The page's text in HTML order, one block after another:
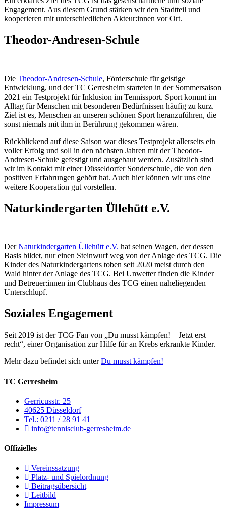
Engagement. Aus diesem Grund stärken wir den Stadtteil und
kooperieren mit unterschiedlichen Akteur:innen vor Ort.
Theodor-Andresen-Schule
Die Theodor-Andresen-Schule, Förderschule für geistige
Entwicklung, und der TC Gerresheim starteten in der Sommersaison
2021 ein Testprojekt für Inklusion im Tennissport. Sport kommt im
Alltag für Menschen mit besonderen Bedürfnissen häufig zu kurz.
Ziel ist es, Menschen an unseren schönen Sport heranzuführen, die
sonst niemals mit ihm in Berührung gekommen wären.
Rückblickend auf diese Saison war dieses Testprojekt allerseits ein
voller Erfolg und soll in den nächsten Jahren mit der Theodor-
Andresen-Schule gefestigt und ausgebaut werden. Zusätzlich sind
wir im Kontakt mit einer Düsseldorfer Sonderschule, die von den
positiven Erfahrungen gehört hat. Auch hier können wir uns eine
weitere Kooperation gut vorstellen.
Naturkindergarten Üllehütt e.V.
DerNaturkindergarten Üllehütt e.V. hat seinen Wagen, der dessen
Basis bildet, nur einen Steinwurf weg von der Anlage des TCG. Die
Kinder des Naturkindergartens toben seit 2020 meist durch den
Wald hinter der Anlage des TCG. Bei Unwetter finden die Kinder
und Betreuer:innen im Clubhaus des TCG einen naheliegenden
Unterschlupf.
Soziales Engagement
Seit 2019 ist der TCG Fan von „Du musst kämpfen! – Jetzt erst
recht“, einer Organisation zur Hilfe für an Krebs erkrankte Kinder.
Mehr dazu befindet sich unterDu musst kämpfen!
TC Gerresheim
Gerricusstr. 25
40625 Düsseldorf
Tel.: 0211 / 28 91 41
info@tennisclub-gerresheim.de
Offizielles
Vereinssatzung
Platz- und Spielordnung
Beitragsübersicht
Leitbild
Impressum